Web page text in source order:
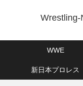
Wrestling-
WWE
新日本プロレス